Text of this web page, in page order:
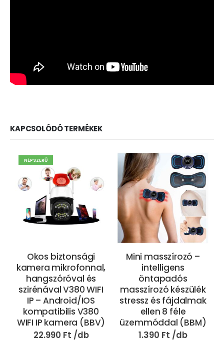
KAPCSOLÓDÓ TERMÉKEK
NÉPSZERŰ
Okos biztonsági
kamera mikrofonnal,
hangszóróval és
szirénával V380 WIFI
IP – Android/IOS
kompatibilis V380
WIFI IP kamera (BBV)
22.990 Ft
Mini masszírozó –
intelligens
öntapadós
masszírozó készülék
stressz és fájdalmak
ellen 8 féle
üzemmóddal (BBM)
1.390 Ft